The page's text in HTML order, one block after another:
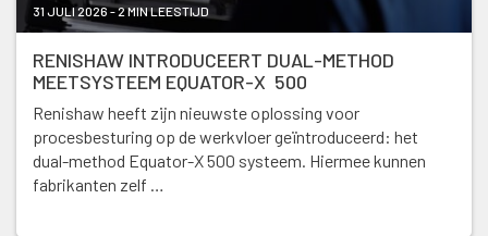
31 JULI 2026 - 2 MIN LEESTIJD
RENISHAW INTRODUCEERT DUAL-METHOD
MEETSYSTEEM EQUATOR-X 500
Renishaw heeft zijn nieuwste oplossing voor
procesbesturing op de werkvloer geïntroduceerd: het
dual-method Equator-X 500 systeem. Hiermee kunnen
fabrikanten zelf …